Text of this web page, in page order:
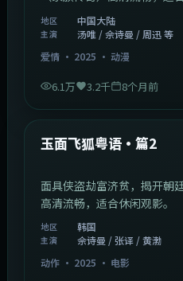
地区 中国大陆
主演
汤唯 / 佘诗曼 / 周迅 等
爱情· 2025 · 动漫
6.1万 3.2千 8个月前
最新
玉面飞狐粤语·篇2
面具侠盗劫富济贫，揭开朝
高清流畅，适合休闲观影。
地区 韩国
主演
佘诗曼 / 张译 / 黄渤
动作· 2025 · 电影